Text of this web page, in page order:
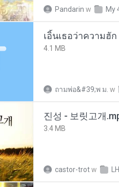
Pandarin w My
เอิ้นเธอว่าความฮัก
4.1 MB
ถามพ่อ&#39;พ ม. w
진성 - 보릿고개
3.4 MB
castor-trotw